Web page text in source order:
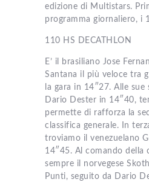
edizione di Multistars.
programma giornaliero, i
110 HS DECATHLON
E’ il brasiliano Jose
Santana il più veloce tra
la gara in 14″27. Alle sue
Dario Dester in 14″40,
permette di rafforza la
classifica generale. In
troviamo il venezuelano
14″45. Al comando della
sempre il norvegese
Punti, seguito da Dario